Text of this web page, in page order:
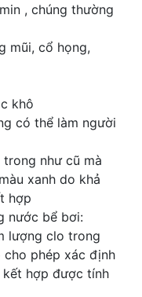
, chúng thường
cổ họng,
khô
thể làm người
như cũ mà
xanh do khả
hợp
nước bể bơi:
lượng clo trong
phép xác định
hợp được tính